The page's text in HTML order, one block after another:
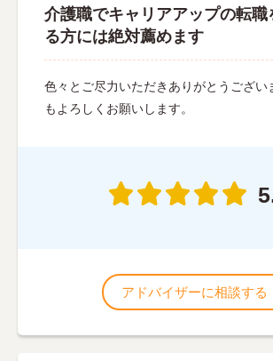
介護職でキャリアアップの転職
る方には絶対薦めます
色々とご尽力いただきありがとうござい
もよろしくお願いします。
アドバイザーに相談する